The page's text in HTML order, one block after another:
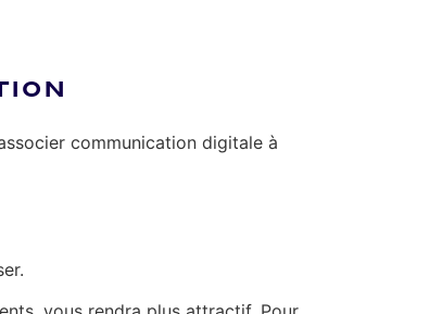
communication digitale à